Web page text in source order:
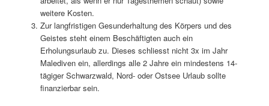
weitere Kosten.
Zur langfristigen Gesunderhaltung des Körpers und des
Geistes steht einem Beschäftigten auch ein
Erholungsurlaub zu. Dieses schliesst nicht 3x im Jahr
Malediven ein, allerdings alle 2 Jahre ein mindestens 14-
tägiger Schwarzwald, Nord- oder Ostsee Urlaub sollte
finanzierbar sein.